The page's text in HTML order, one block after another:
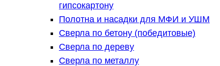
гипсокартону
Полотна и насадки для МФИ и УШМ
Сверла по бетону (победитовые)
Сверла по дереву
Сверла по металлу